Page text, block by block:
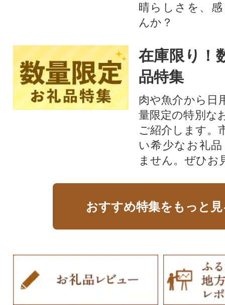
晴らしさを、
んか？
在庫限り！
品特集
肉や魚介から日
量限定の特別な
ご紹介します。
い希少なお礼
ません。ぜひお
おすすめ特集をもっと